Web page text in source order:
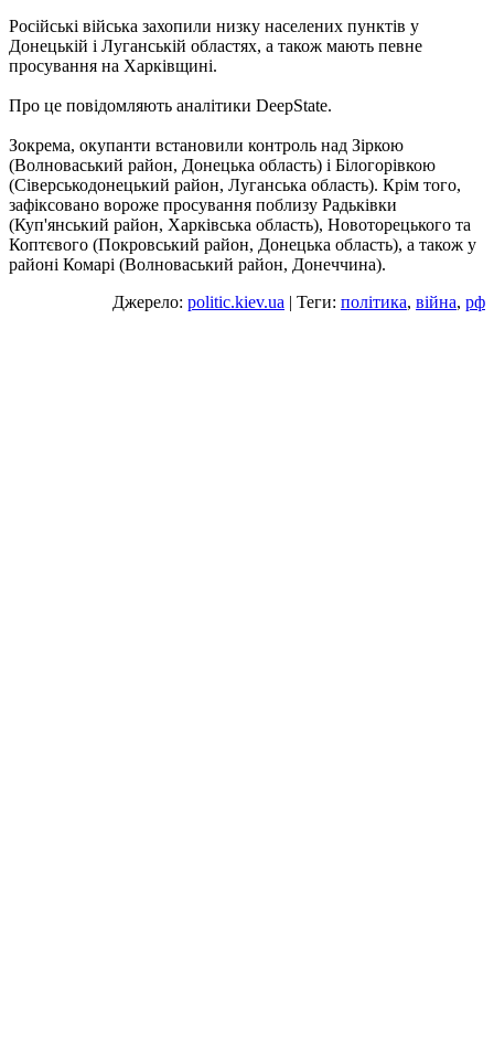
Російські війська захопили низку населених пунктів у
Донецькій і Луганській областях, а також мають певне
просування на Харківщині.
Про це повідомляють аналітики DeepState.
Зокрема, окупанти встановили контроль над Зіркою
(Волноваський район, Донецька область) і Білогорівкою
(Сіверськодонецький район, Луганська область). Крім того,
зафіксовано вороже просування поблизу Радьківки
(Куп'янський район, Харківська область), Новоторецького та
Коптєвого (Покровський район, Донецька область), а також у
районі Комарі (Волноваський район, Донеччина).
Джерело: politic.kiev.ua | Теги: політика, війна, рф